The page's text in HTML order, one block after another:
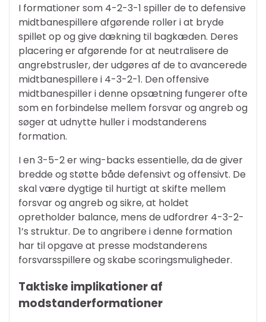
I formationer som 4-2-3-1 spiller de to defensive
midtbanespillere afgørende roller i at bryde
spillet op og give dækning til bagkæden. Deres
placering er afgørende for at neutralisere de
angrebstrusler, der udgøres af de to avancerede
midtbanespillere i 4-3-2-1. Den offensive
midtbanespiller i denne opsætning fungerer ofte
som en forbindelse mellem forsvar og angreb og
søger at udnytte huller i modstanderens
formation.
I en 3-5-2 er wing-backs essentielle, da de giver
bredde og støtte både defensivt og offensivt. De
skal være dygtige til hurtigt at skifte mellem
forsvar og angreb og sikre, at holdet
opretholder balance, mens de udfordrer 4-3-2-
1’s struktur. De to angribere i denne formation
har til opgave at presse modstanderens
forsvarsspillere og skabe scoringsmuligheder.
Taktiske implikationer af
modstanderformationer